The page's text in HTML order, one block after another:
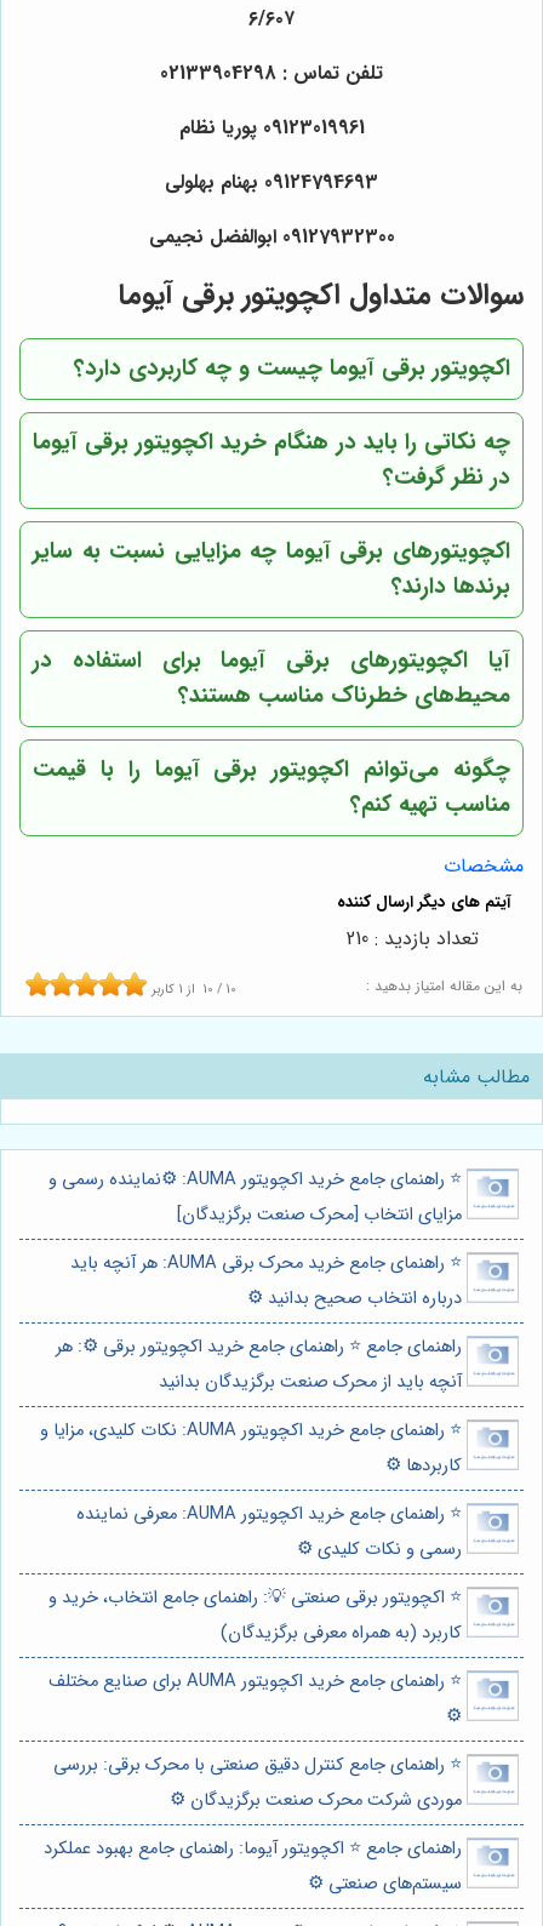
۶/۶۰۷
تلفن تماس : 02133904298
09123019961 پوریا نظام
09124794693 بهنام بهلولی
09127932300 ابوالفضل نجیمی
سوالات متداول اکچویتور برقی آیوما
اکچویتور برقی آیوما چیست و چه کاربردی دارد؟
چه نکاتی را باید در هنگام خرید اکچویتور برقی آیوما
در نظر گرفت؟
اکچویتورهای برقی آیوما چه مزایایی نسبت به سایر
برندها دارند؟
آیا اکچویتورهای برقی آیوما برای استفاده در
محیط‌های خطرناک مناسب هستند؟
چگونه می‌توانم اکچویتور برقی آیوما را با قیمت
مناسب تهیه کنم؟
مشخصات
به این مقاله امتیاز بدهید : 10 / 10 از 1 کاربر
تعداد بازدید : 210
مطالب مشابه
⭐️ راهنمای جامع خرید اکچویتور AUMA: ⚙️نماینده رسمی و
مزایای انتخاب [محرک صنعت برگزیدگان]
⭐️ راهنمای جامع خرید محرک برقی AUMA: هر آنچه باید
درباره انتخاب صحیح بدانید ⚙️
راهنمای جامع ⭐️ راهنمای جامع خرید اکچویتور برقی ⚙️: هر
آنچه باید از محرک صنعت برگزیدگان بدانید
⭐️ راهنمای جامع خرید اکچویتور AUMA: نکات کلیدی، مزایا و
کاربردها ⚙️
⭐️ راهنمای جامع خرید اکچویتور AUMA: معرفی نماینده
رسمی و نکات کلیدی ⚙️
⭐️ اکچویتور برقی صنعتی 💡: راهنمای جامع انتخاب، خرید و
کاربرد (به همراه معرفی برگزیدگان)
⭐️ راهنمای جامع خرید اکچویتور AUMA برای صنایع مختلف
⚙️
⭐️ راهنمای جامع کنترل دقیق صنعتی با محرک برقی: بررسی
موردی شرکت محرک صنعت برگزیدگان ⚙️
راهنمای جامع ⭐️ اکچویتور آیوما: راهنمای جامع بهبود عملکرد
سیستم‌های صنعتی ⚙️